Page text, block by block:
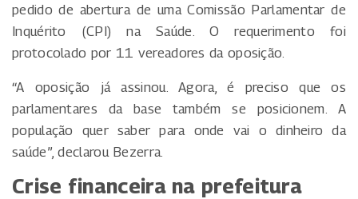
pedido de abertura de uma Comissão Parlamentar de
Inquérito (CPI) na Saúde. O requerimento foi
protocolado por 11 vereadores da oposição.
“A oposição já assinou. Agora, é preciso que os
parlamentares da base também se posicione­m. A
população quer saber para onde vai o dinheiro da
saúde”, declarou Bezerra.
Crise financeira na prefeitura